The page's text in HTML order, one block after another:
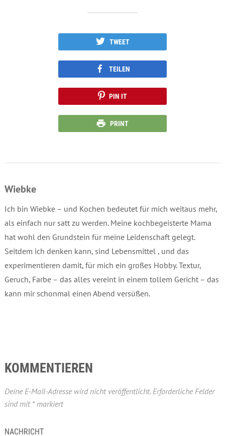
TWEET
TEILEN
PIN IT
PRINT
Wiebke
Ich bin Wiebke – und Kochen bedeutet für mich weitaus mehr,
als einfach nur satt zu werden. Meine kochbegeisterte Mama
hat wohl den Grundstein für meine Leidenschaft gelegt.
Seitdem ich denken kann, sind Lebensmittel , und das
experimentieren damit, für mich ein großes Hobby. Textur,
Geruch, Farbe – das alles vereint in einem tollem Gericht – das
kann mir schonmal einen Abend versüßen.
KOMMENTIEREN
Deine E-Mail-Adresse wird nicht veröffentlicht. Erforderliche Felder
sind mit *markiert
NACHRICHT